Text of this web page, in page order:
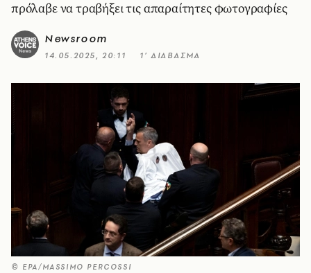
πρόλαβε να τραβήξει τις απαραίτητες φωτογραφίες
Newsroom
14.05.2025, 20:11 1’ ΔΙΑΒΑΣΜΑ
© ΕΡΑ/MASSIMO PERCOSSI